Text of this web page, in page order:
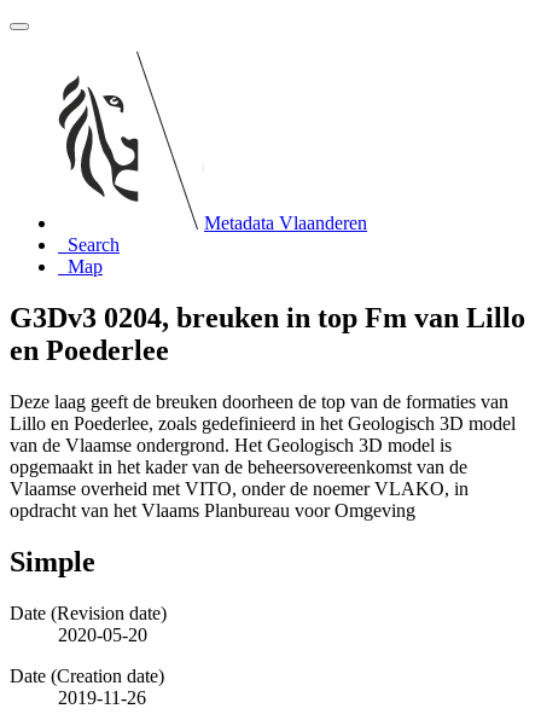
Metadata Vlaanderen
Search
Map
G3Dv3 0204, breuken in top Fm van Lillo
en Poederlee
Deze laag geeft de breuken doorheen de top van de formaties van
Lillo en Poederlee, zoals gedefinieerd in het Geologisch 3D model
van de Vlaamse ondergrond. Het Geologisch 3D model is
opgemaakt in het kader van de beheersovereenkomst van de
Vlaamse overheid met VITO, onder de noemer VLAKO, in
opdracht van het Vlaams Planbureau voor Omgeving
Simple
Date (Revision date)
2020-05-20
Date (Creation date)
2019-11-26